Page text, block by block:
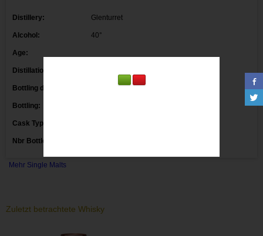
Distillery: Glenturret
Alcohol: 40°
Age:
Distillation date:
Bottling date:
Bottling:
Cask Type:
Nbr Bottles:
Mehr Single Malts
Zuletzt betrachtete Whisky